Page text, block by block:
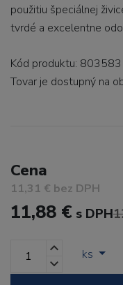
použitiu špeciálnej
tvrdé a excelentne
Kód produktu: 803583
Tovar je dostupný na
Cena
11,31 € bez DPH
11,88 € s DPH
ks